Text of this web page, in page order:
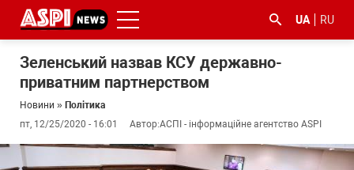
UA RU
Зеленський назвав КСУ державно-
приватним партнерством
Новини » Політика
пт, 12/25/2020 - 16:01
Автор:АСПІ - інформаційне агентство ASPI